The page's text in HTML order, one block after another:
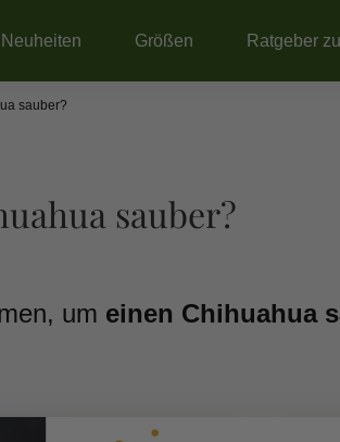
Neuheiten Größen Ratgeber
sauber?
sauber?
um einen Chihuahua